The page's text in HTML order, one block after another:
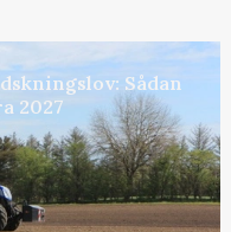
Sådan
2027